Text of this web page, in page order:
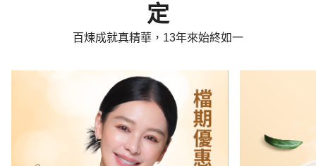
定
百煉成就真精華，13年來始終如一